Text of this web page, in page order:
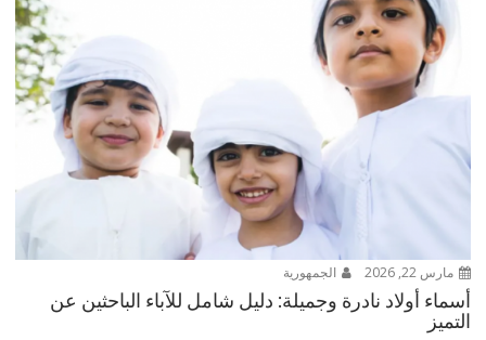
مارس 22, 2026 الجمهورية
أسماء أولاد نادرة وجميلة: دليل شامل للآباء الباحثين عن
التميز